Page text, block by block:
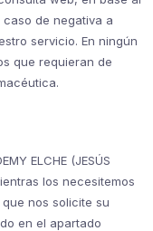
de negativa a
servicio. En ningún
que requieran de
ELCHE (JESÚS
los necesitemos
nos solicite su
en el apartado